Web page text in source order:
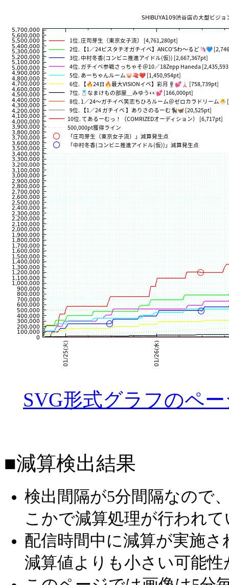
SVG形式グラフのペ
■減算検出結果
検出間隔が5分間隔なので
こかで減算処理が行われ
配信時間中に減算が実施
減算値よりも小さい可能